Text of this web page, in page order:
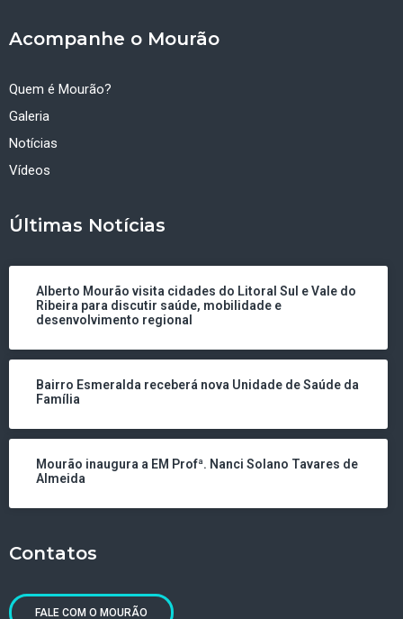
Acompanhe o Mourão
Quem é Mourão?
Galeria
Notícias
Vídeos
Últimas Notícias
Alberto Mourão visita cidades do Litoral Sul e Vale do
Ribeira para discutir saúde, mobilidade e
desenvolvimento regional
Bairro Esmeralda receberá nova Unidade de Saúde da
Família
Mourão inaugura a EM Profª. Nanci Solano Tavares de
Almeida
Contatos
FALE COM O MOURÃO